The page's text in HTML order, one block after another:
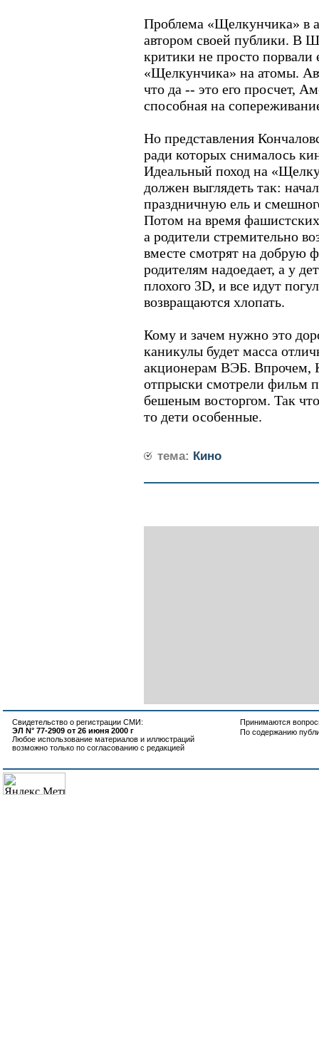
Проблема «Щелкунчика» в
автором своей публики. В
критики не просто
«Щелкунчика» на атомы.
что да -- это его просчет,
способная на
Но представления
ради которых снималось
Идеальный поход на
должен выглядеть так:
праздничную ель и
Потом на время
а родители стремительно
вместе смотрят на
родителям надоедает, а у
плохого 3D, и все идут
возвращаются хлопать.
Кому и зачем нужно это
каникулы будет масса
акционерам ВЭБ. Впрочем,
отпрыски смотрели фильм
бешеным восторгом. Так
то дети особенные.
тема: Кино
Свидетельство о регистрации СМИ:
ЭЛ N° 77-2909 от 26 июня 2000 г
Любое использование материалов и иллюстраций
возможно только по согласованию с редакцией
Принимаются
По содержанию